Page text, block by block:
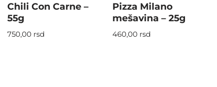
Chili Con Carne –
55g
750,00 rsd
Pizza Milano
mešavina – 25g
460,00 rsd